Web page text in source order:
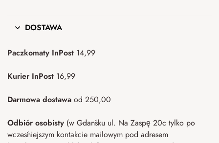
DOSTAWA
Paczkomaty InPost 14,99
Kurier InPost 16,99
Darmowa dostawa od 250,00
Odbiór osobisty (w Gdańsku ul. Na Zaspę 20c tylko po
wcześniejszym kontakcie mailowym pod adresem